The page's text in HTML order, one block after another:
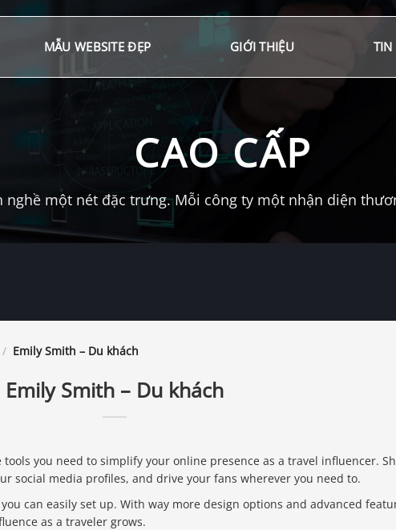
MẪU WEBSITE ĐẸP GIỚI THIỆU TIN
CAO CẤP
nghề một nét đặc trưng. Mỗi công ty một nhận diện
/ Emily Smith – Du khách
Emily Smith – Du khách
you need to simplify your online presence as a travel influencer.
social media profiles, and drive your fans ‌wherever you need to.
can easily set up. With way more design options and advanced
as a traveler grows.